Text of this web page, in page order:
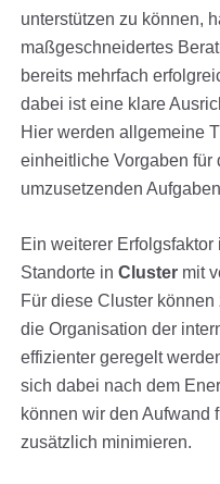
unterstützen zu können,
maßgeschneidertes
bereits mehrfach
dabei ist eine klare
Hier werden allgemeine
einheitliche Vorgaben für
umzusetzenden
Ein weiterer
Standorte in Clustermit
Für diese Cluster
die Organisation der
effizienter geregelt
sich dabei nach dem
können wir den Aufwand
zusätzlich minimieren.